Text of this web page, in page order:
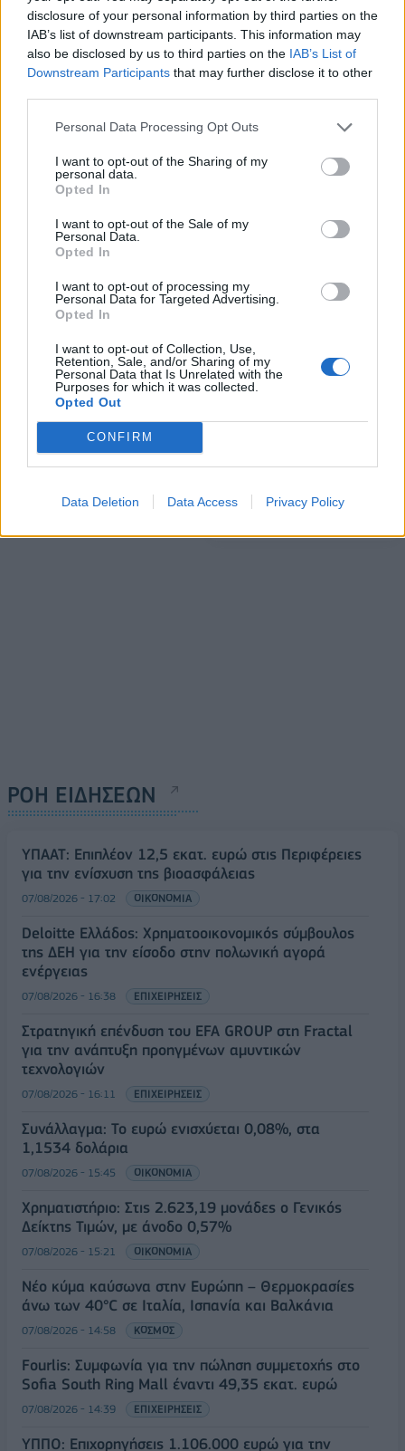
disclosure of your personal information by third parties on the
IAB’s list of downstream participants. This information may
also be disclosed by us to third parties on the IAB’s List of
Downstream Participants that may further disclose it to other
Personal Data Processing Opt Outs
I want to opt-out of the Sharing of my
personal data.
Opted In
I want to opt-out of the Sale of my
Personal Data.
Opted In
I want to opt-out of processing my
Personal Data for Targeted Advertising.
Opted In
I want to opt-out of Collection, Use,
Retention, Sale, and/or Sharing of my
Personal Data that Is Unrelated with the
Purposes for which it was collected.
Opted Out
CONFIRM
Data Deletion Data Access Privacy Policy
18η συνεχόμενη χρονιά για τον ΟΤΕ στη διεθνή σειρά δεικτών
FTSE4Good
Alpha Bank: Για πρώτη φορά το Αρχαίο Θέατρο Επιδαύρου άνοιξε τις
ΠΕΡΙΣΣΌΤΕΡΑ ΣΕ ΑΥΤΉ ΤΗΝ ΚΑΤΗΓΟΡΊΑ
Φάκελος που περιείχε
άγνωστη σκόνη εστάλη στα
Σχολή: Παρήγαγε τυρί από
Τα πλεονεκτήματα
ΡΟΗ ΕΙΔΗΣΕΩΝ
ΥΠΑΑΤ: Επιπλέον 12,5 εκατ. ευρώ στις Περιφέρειες
για την ενίσχυση της βιοασφάλειας
07/08/2026 - 17:02 ΟΙΚΟΝΟΜΙΑ
Deloitte Ελλάδος: Χρηματοοικονομικός σύμβουλος
της ΔΕΗ για την είσοδο στην πολωνική αγορά
ενέργειας
07/08/2026 - 16:38 ΕΠΙΧΕΙΡΗΣΕΙΣ
Στρατηγική επένδυση του EFA GROUP στη Fractal
για την ανάπτυξη προηγμένων αμυντικών
τεχνολογιών
07/08/2026 - 16:11 ΕΠΙΧΕΙΡΗΣΕΙΣ
Συνάλλαγμα: Το ευρώ ενισχύεται 0,08%, στα
1,1534 δολάρια
07/08/2026 - 15:45 ΟΙΚΟΝΟΜΙΑ
Χρηματιστήριο: Στις 2.623,19 μονάδες ο Γενικός
Δείκτης Τιμών, με άνοδο 0,57%
07/08/2026 - 15:21 ΟΙΚΟΝΟΜΙΑ
Νέο κύμα καύσωνα στην Ευρώπη – Θερμοκρασίες
άνω των 40°C σε Ιταλία, Ισπανία και Βαλκάνια
07/08/2026 - 14:58 ΚΟΣΜΟΣ
Fourlis: Συμφωνία για την πώληση συμμετοχής στο
Sofia South Ring Mall έναντι 49,35 εκατ. ευρώ
07/08/2026 - 14:39 ΕΠΙΧΕΙΡΗΣΕΙΣ
ΥΠΠΟ: Επιχορηγήσεις 1.106.000 ευρώ για την